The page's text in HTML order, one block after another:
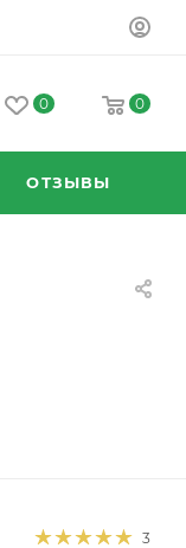
0 0
ОТЗЫВЫ
3